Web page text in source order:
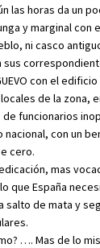
las horas da un
y marginal con
ni casco
sus
con el
de la zona,
funcionarios
con un
cero.
mas
que España
salto de mata y
…. Mas de lo